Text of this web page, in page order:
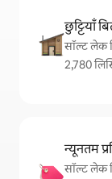
छुट्टियाँ
सॉल्ट लेक
2,780
न्यूनतम
सॉल्ट लेक